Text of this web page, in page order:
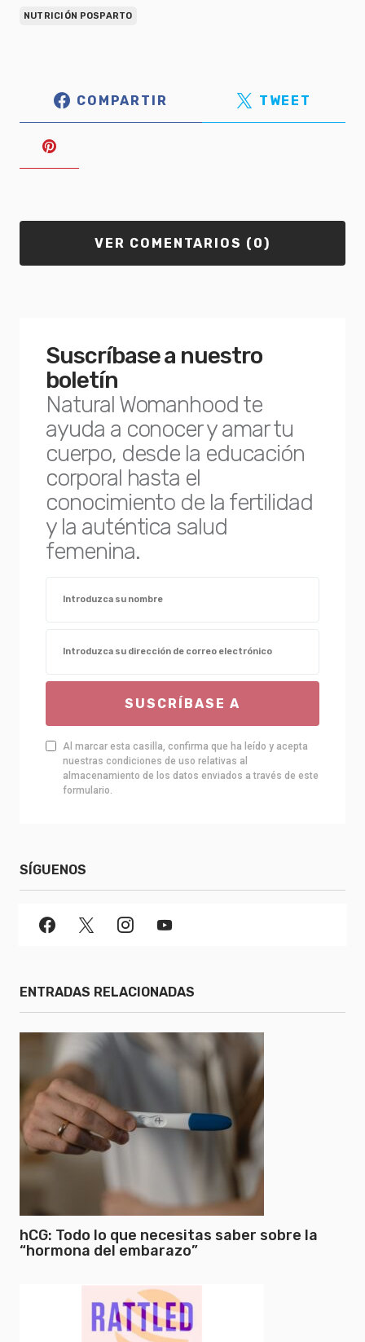
NUTRICIÓN POSPARTO
COMPARTIR TWEET
VER COMENTARIOS (0)
Suscríbase a nuestro
boletín
Natural Womanhood te
ayuda a conocer y amar tu
cuerpo, desde la educación
corporal hasta el
conocimiento de la fertilidad
y la auténtica salud
femenina.
SUSCRÍBASE A
Al marcar esta casilla, confirma que ha leído y acepta
nuestras condiciones de uso relativas al
almacenamiento de los datos enviados a través de este
formulario.
SÍGUENOS
ENTRADAS RELACIONADAS
hCG: Todo lo que necesitas saber sobre la
“hormona del embarazo”